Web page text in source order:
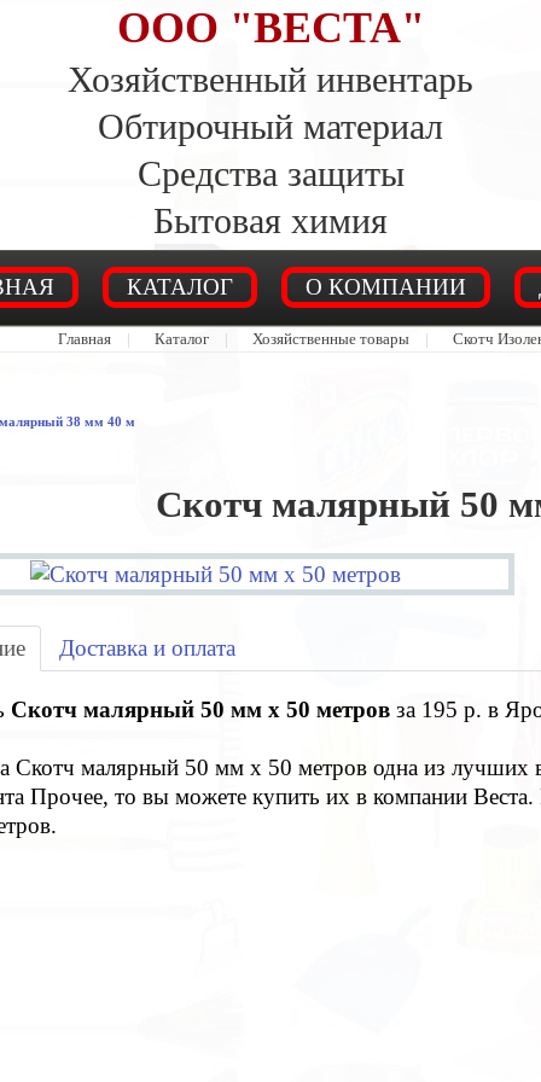
ООО "ВЕСТА"
Хозяйственный инвентарь
Обтирочный материал
Средства защиты
Бытовая химия
КАТАЛОГ О КОМПАНИИ
Главная | Каталог | Хозяйственные товары | Скотч
38 мм 40 м
Скотч малярный 50
Доставка и оплата
Скотч малярный 50 мм х 50 метров за 195 р. в
Скотч малярный 50 мм х 50 метров одна из лучших
Прочее, то вы можете купить их в компании